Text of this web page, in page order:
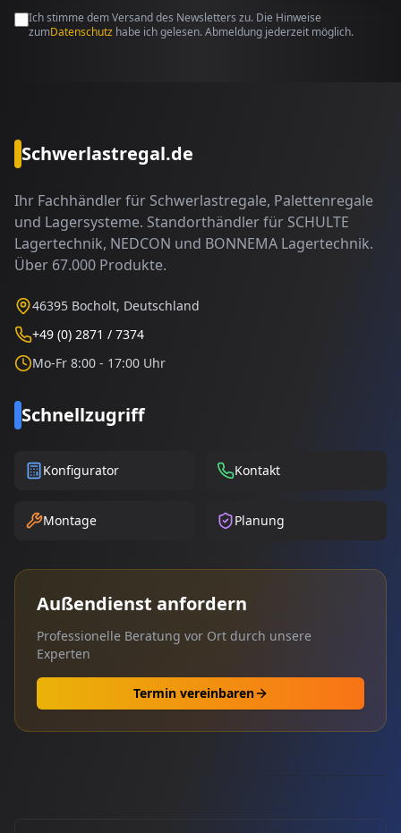
Ich stimme dem Versand des Newsletters zu. Die Hinweise
zumDatenschutz habe ich gelesen. Abmeldung jederzeit möglich.
Schwerlastregal.de
Ihr Fachhändler für Schwerlastregale, Palettenregale
und Lagersysteme. Standorthändler für SCHULTE
Lagertechnik, NEDCON und BONNEMA Lagertechnik.
Über 67.000 Produkte.
46395 Bocholt, Deutschland
+49 (0) 2871 / 7374
Mo-Fr 8:00 - 17:00 Uhr
Schnellzugriff
Konfigurator Kontakt
Montage Planung
Außendienst anfordern
Professionelle Beratung vor Ort durch unsere
Experten
Termin vereinbaren